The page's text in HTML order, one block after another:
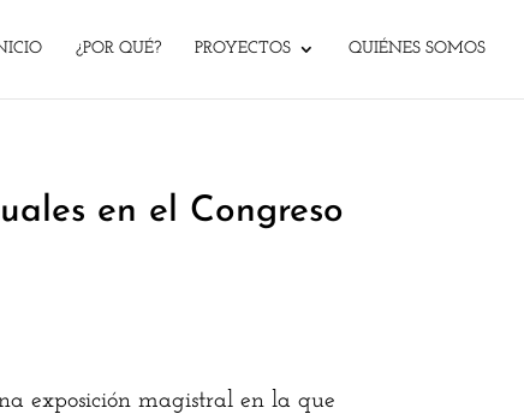
¿POR QUÉ? PROYECTOS QUIÉNES SOMOS
en el Congreso
exposición magistral en la que